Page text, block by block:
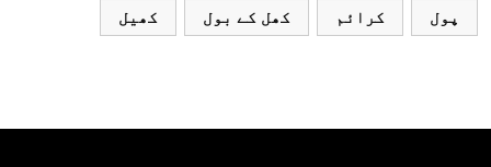
پول کرائم کھل کے بول کھیل